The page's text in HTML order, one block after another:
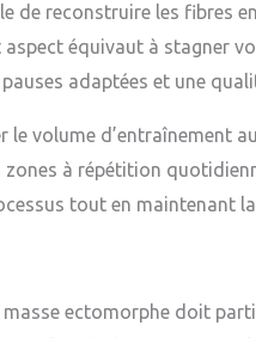
de reconstruire les fibres
équivaut à stagner
adaptées et une
le volume d’entraînement
à répétition
tout en maintenant
ectomorphe doit